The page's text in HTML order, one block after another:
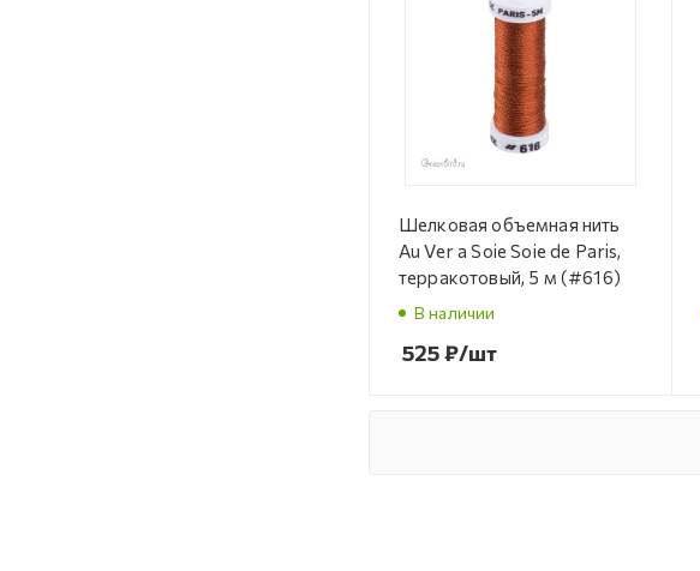
Шелковая объемная нить
Au Ver a Soie Soie de Paris,
терракотовый, 5 м (#616)
В наличии
525₽/шт